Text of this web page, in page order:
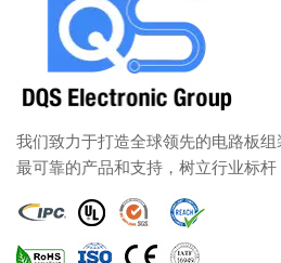
我们致力于打造全球领先的电路板
最可靠的产品和支持，树立行业标杆